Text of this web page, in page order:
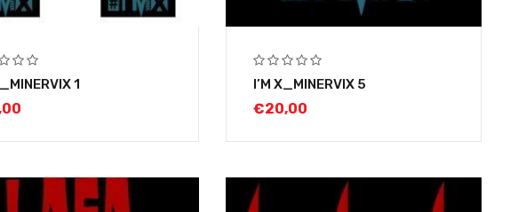
1 I’M X_MINERVIX 5
€20,00